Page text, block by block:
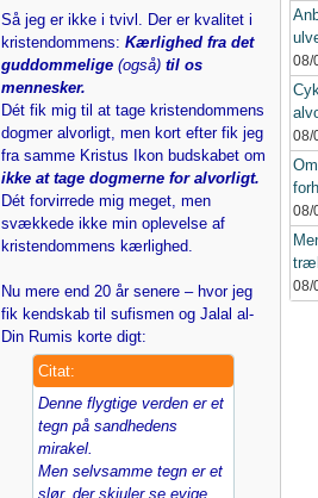
Så jeg er ikke i tvivl. Der er kvalitet i
kristendommens: Kærlighed fra det
guddommelige (også) til os
mennesker.
Dét fik mig til at tage kristendommens
dogmer alvorligt, men kort efter fik jeg
fra samme Kristus Ikon budskabet om
ikke at tage dogmerne for alvorligt.
Dét forvirrede mig meget, men
svækkede ikke min oplevelse af
kristendommens kærlighed.
Nu mere end 20 år senere – hvor jeg
fik kendskab til sufismen og Jalal al-
Din Rumis korte digt:
Citat:
Denne flygtige verden er et
tegn på sandhedens
mirakel.
Men selvsamme tegn er et
slør, der skjuler se evige
08/
08/
08/
08/